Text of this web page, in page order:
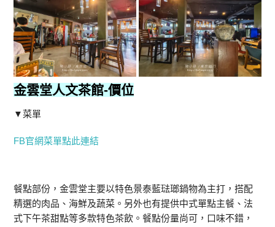
金雲堂人文茶館-價位
▼菜單
FB官網菜單點此連結
餐點部份，金雲堂主要以特色景泰藍琺瑯鍋物為主打，搭配
精選的肉品、海鮮及蔬菜。另外也有提供中式單點主餐、法
式下午茶甜點等多款特色茶飲。餐點份量尚可，口味不錯，